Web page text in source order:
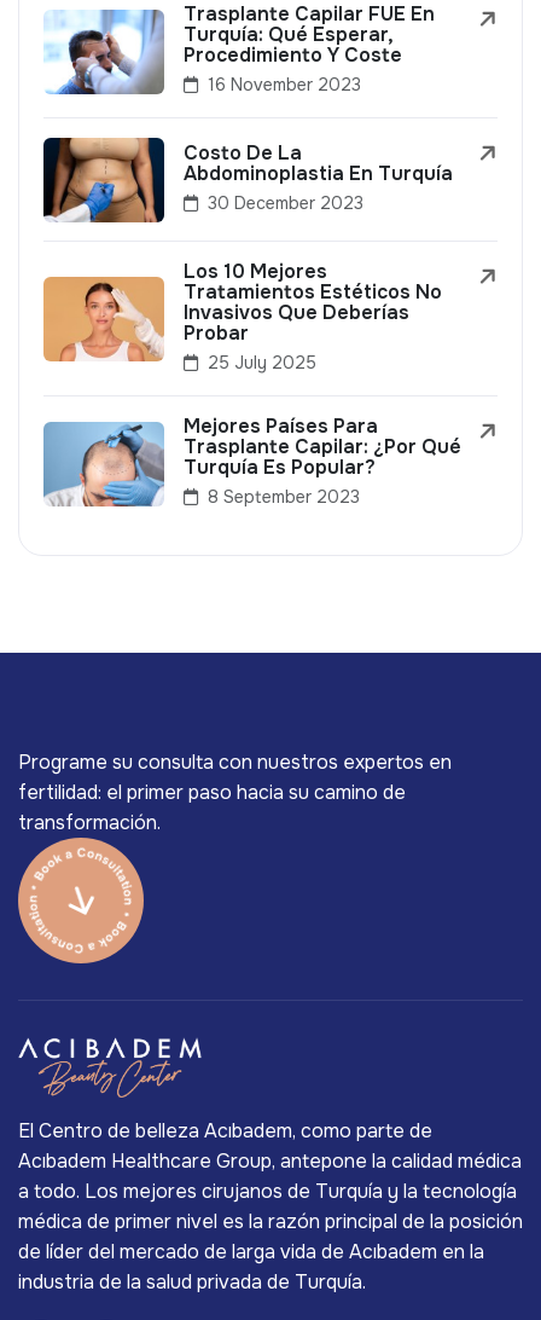
Trasplante Capilar FUE En
Turquía: Qué Esperar,
Procedimiento Y Coste
16 November 2023
Costo De La
Abdominoplastia En Turquía
30 December 2023
Los 10 Mejores
Tratamientos Estéticos No
Invasivos Que Deberías
Probar
25 July 2025
Mejores Países Para
Trasplante Capilar: ¿Por Qué
Turquía Es Popular?
8 September 2023
Programe su consulta con nuestros expertos en
fertilidad: el primer paso hacia su camino de
transformación.
El Centro de belleza Acıbadem, como parte de
Acıbadem Healthcare Group, antepone la calidad médica
a todo. Los mejores cirujanos de Turquía y la tecnología
médica de primer nivel es la razón principal de la posición
de líder del mercado de larga vida de Acıbadem en la
industria de la salud privada de Turquía.